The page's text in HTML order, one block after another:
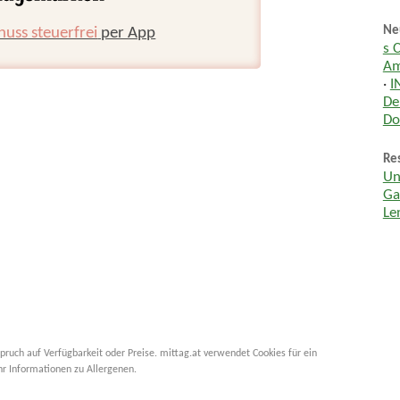
steuerfrei per App
auf Verfügbarkeit oder Preise. mittag.at verwendet Cookies für ein
Informationen zu Allergenen.
s
·